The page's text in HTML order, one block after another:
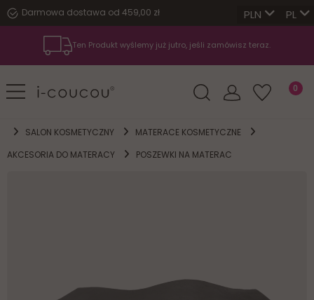
Darmowa dostawa od 459,00 zł
Ten Produkt wyślemy już jutro, jeśli zamówisz teraz.
PL
SALON KOSMETYCZNY
MATERACE KOSMETYCZNE
AKCESORIA DO MATERACY
POSZEWKI NA MATERAC